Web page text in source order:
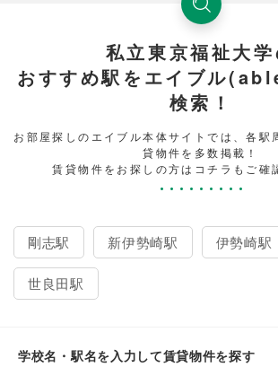
私立東京福祉大学
おすすめ駅をエイブル
検索！
お部屋探しのエイブル本体サイトでは、各駅
貸物件を多数掲載！
賃貸物件をお探しの方はコチラもご確
剛志駅 新伊勢崎駅 伊勢崎駅
世良田駅
学校名・駅名を入力して賃貸物件を探す